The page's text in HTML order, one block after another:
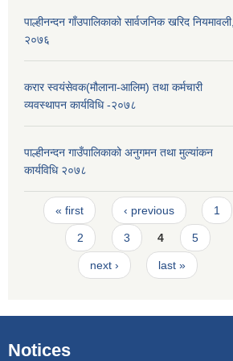
पाल्हीनन्दन गाँउपालिकाको सार्वजनिक खरिद नियमावली,
२०७६
करार स्वयंसेवक(मौलाना-आलिम) तथा कर्मचारी
व्यवस्थापन कार्यविधि -२०७८
पाल्हीनन्दन गाउँपालिकाको अनुगमन तथा मुल्यांकन
कार्यविधि २०७८
Pages
« first ‹ previous 1
2 3 4 5
next › last »
Notices